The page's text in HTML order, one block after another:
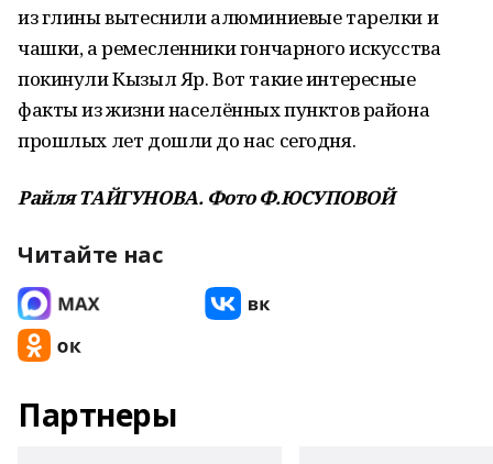
из глины вытеснили алюминиевые тарелки и
чашки, а ремесленники гончарного искусства
покинули Кызыл Яр. Вот такие интересные
факты из жизни населённых пунктов района
прошлых лет дошли до нас сегодня.
Райля ТАЙГУНОВА. Фото Ф.ЮСУПОВОЙ
Читайте нас
Партнеры